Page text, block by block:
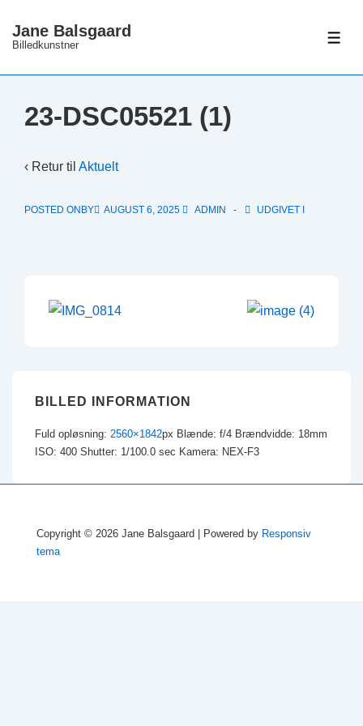
Hop
hovedindhold
Jane Balsgaard
Billedkunstner
23-DSC05521 (1)
‹ Retur til Aktuelt
POSTED ONBY AUGUST 6, 2025 ADMIN UDGIVET I
BILLED INFORMATION
Fuld opløsning: 2560×1842px Blænde: f/4 Brændvidde: 18mm
ISO: 400 Shutter: 1/100.0 sec Kamera: NEX-F3
Copyright © 2026 Jane Balsgaard | Powered by Responsiv
tema